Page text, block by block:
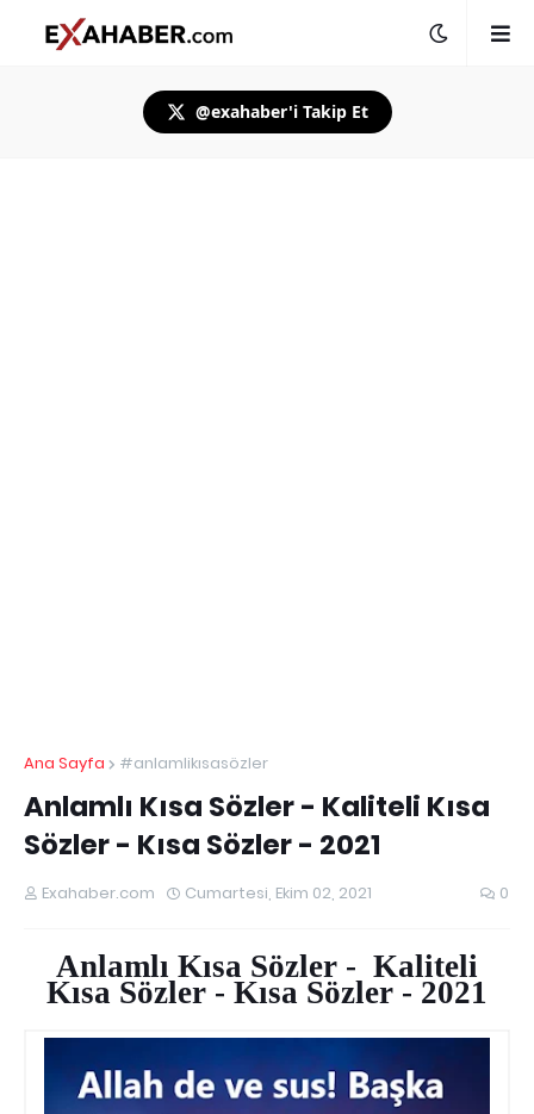
@exahaber'i Takip Et
Ana Sayfa #anlamlikısasözler
Anlamlı Kısa Sözler - Kaliteli Kısa
Sözler - Kısa Sözler - 2021
Exahaber.com Cumartesi, Ekim 02, 2021 0
Anlamlı Kısa Sözler - Kaliteli
Kısa Sözler - Kısa Sözler - 2021